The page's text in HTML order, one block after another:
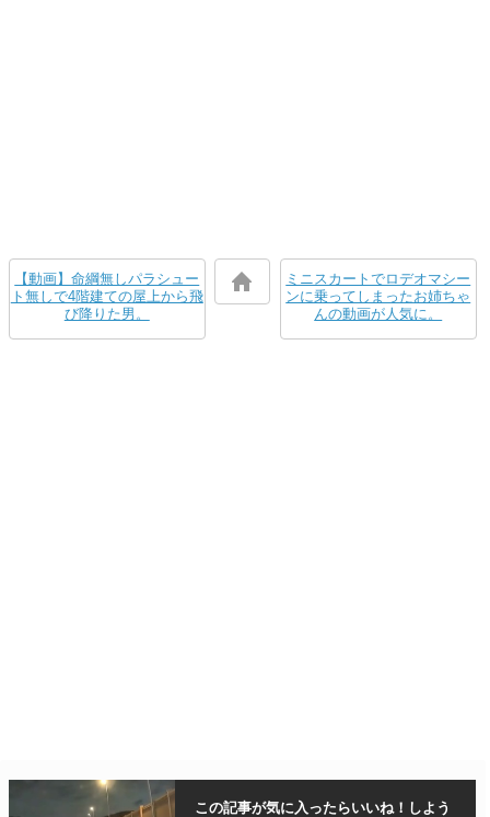
【動画】命綱無しパラシュー
ト無しで4階建ての屋上から飛
び降りた男。
ミニスカートでロデオマシー
ンに乗ってしまったお姉ちゃ
んの動画が人気に。
この記事が気に入ったらいいね！しよう